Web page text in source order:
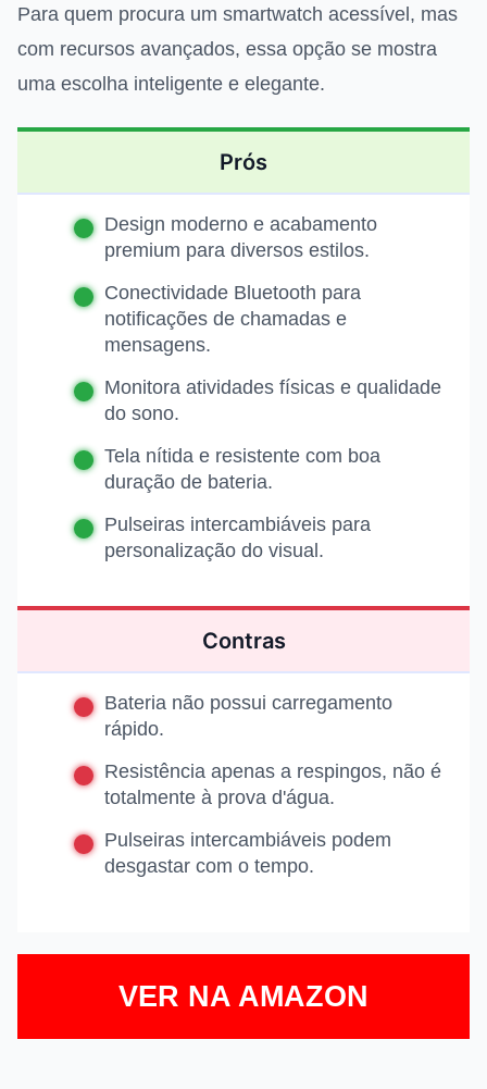
Para quem procura um smartwatch acessível, mas
com recursos avançados, essa opção se mostra
uma escolha inteligente e elegante.
Prós
Design moderno e acabamento
premium para diversos estilos.
Conectividade Bluetooth para
notificações de chamadas e
mensagens.
Monitora atividades físicas e qualidade
do sono.
Tela nítida e resistente com boa
duração de bateria.
Pulseiras intercambiáveis para
personalização do visual.
Contras
Bateria não possui carregamento
rápido.
Resistência apenas a respingos, não é
totalmente à prova d'água.
Pulseiras intercambiáveis podem
desgastar com o tempo.
VER NA AMAZON